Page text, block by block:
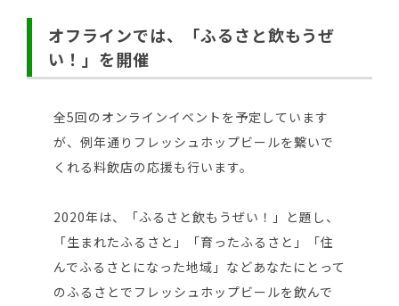
オフラインでは、「ふるさと飲もうぜ
い！」を開催
全5回のオンラインイベントを予定しています
が、例年通りフレッシュホップビールを繋いで
くれる料飲店の応援も行います。
2020年は、「ふるさと飲もうぜい！」と題し、
「生まれたふるさと」「育ったふるさと」「住
んでふるさとになった地域」などあなたにとって
のふるさとでフレッシュホップビールを飲んで